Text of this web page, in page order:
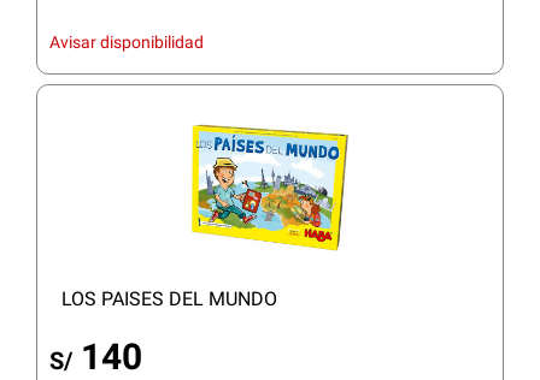
Avisar disponibilidad
LOS PAISES DEL MUNDO
S/ 140